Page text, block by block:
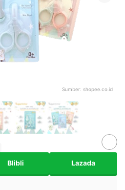
Sumber: shopee.co.id
Blibli Lazada